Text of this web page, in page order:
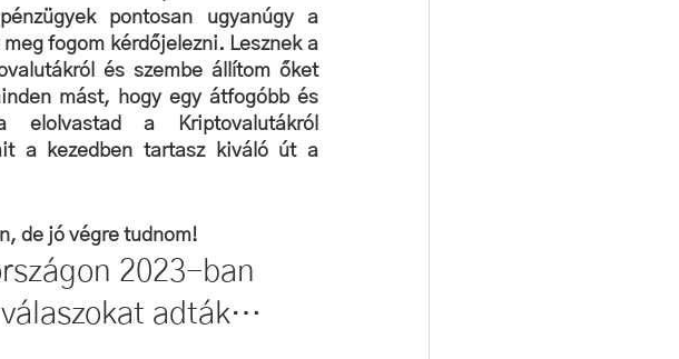
pontosan ugyanúgy a
fogom kérdőjelezni. Lesznek a
és szembe állítom őket
mást, hogy egy átfogóbb és
elolvastad a Kriptovalutákról
a kezedben tartasz kiváló út a
de jó végre tudnom!
2023-ban
adták…